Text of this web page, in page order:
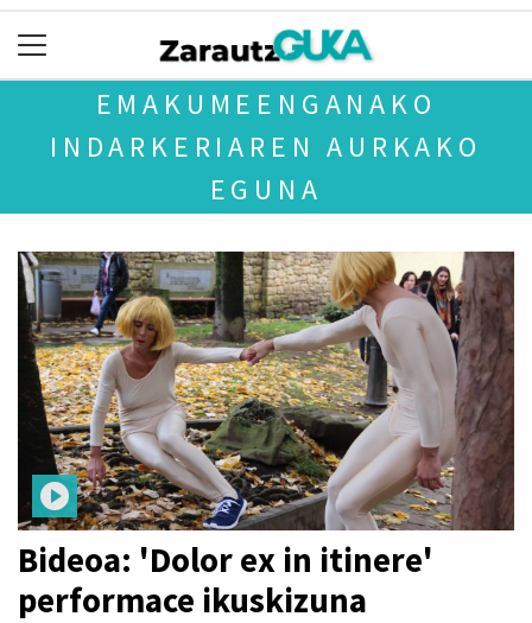
EMAKUMEENGANAKO
INDARKERIAREN AURKAKO
EGUNA
Bideoa: 'Dolor ex in itinere'
performace ikuskizuna